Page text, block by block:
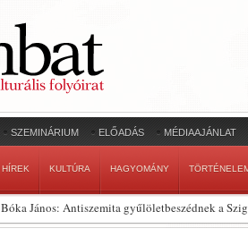
SZEMINÁRIUM ELŐADÁS MÉDIAAJÁNLAT
HÍREK KULTÚRA HAGYOMÁNY
Bóka János: Antiszemita gyűlöletbeszédnek a